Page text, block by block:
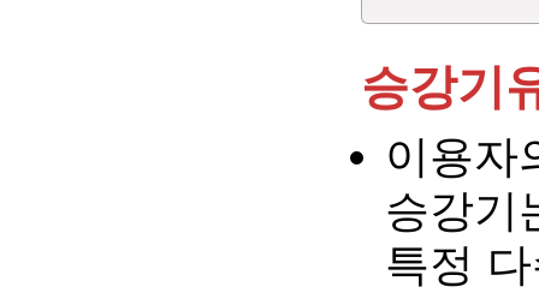
승강기
이용자
승강기
특정